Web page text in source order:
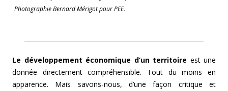
Photographie Bernard Mérigot pour PEE.
Le développement économique d’un territoire est une
donnée directement compréhensible. Tout du moins en
apparence. Mais savons-nous, d’une façon critique et